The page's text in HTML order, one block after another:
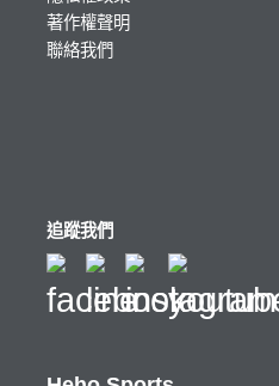
著作權聲明
聯絡我們
追蹤我們